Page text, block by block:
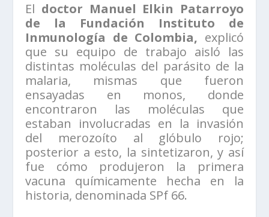
El doctor Manuel Elkin Patarroyo
de la Fundación Instituto de
Inmunología de Colombia, explicó
que su equipo de trabajo aisló las
distintas moléculas del parásito de la
malaria, mismas que fueron
ensayadas en monos, donde
encontraron las moléculas que
estaban involucradas en la invasión
del merozoíto al glóbulo rojo;
posterior a esto, la sintetizaron, y así
fue cómo produjeron la primera
vacuna químicamente hecha en la
historia, denominada SPf 66.